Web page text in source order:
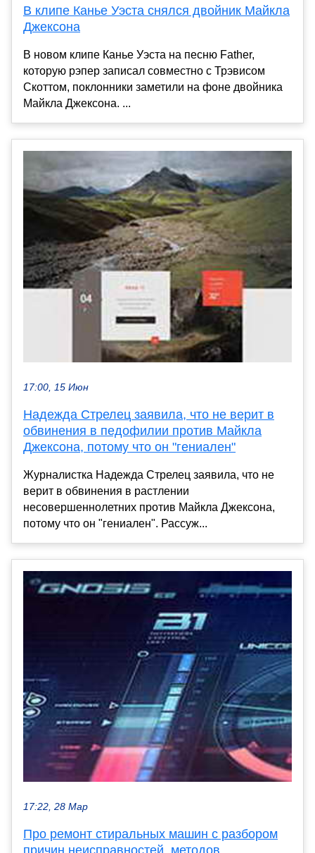
В клипе Канье Уэста снялся двойник Майкла
Джексона
В новом клипе Канье Уэста на песню Father,
которую рэпер записал совместно с Трэвисом
Скоттом, поклонники заметили на фоне двойника
Майкла Джексона. ...
17:00, 15 Июн
Надежда Стрелец заявила, что не верит в
обвинения в педофилии против Майкла
Джексона, потому что он "гениален"
Журналистка Надежда Стрелец заявила, что не
верит в обвинения в растлении
несовершеннолетних против Майкла Джексона,
потому что он "гениален". Рассуж...
17:22, 28 Мар
Про ремонт стиральных машин с разбором